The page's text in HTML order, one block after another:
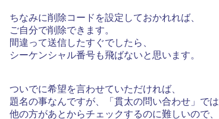
ちなみに削除コードを設定しておかれれば、
ご自分で削除できます。
間違って送信したすぐでしたら、
シーケンシャル番号も飛ばないと思います。
ついでに希望を言わせていただければ、
題名の事なんですが、「貫太の問い合わせ」では
他の方があとからチェックするのに難しいので、